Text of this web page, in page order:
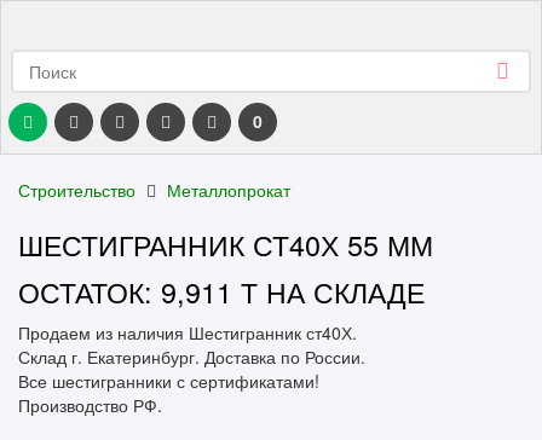
0
Строительство Металлопрокат
ШЕСТИГРАННИК СТ40Х 55 ММ
ОСТАТОК: 9,911 Т НА СКЛАДЕ
Продаем из наличия Шестигранник ст40Х.
Склад г. Екатеринбург. Доставка по России.
Все шестигранники с сертификатами!
Производство РФ.